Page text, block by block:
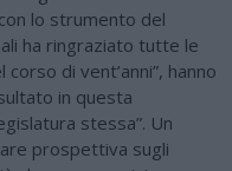
lo strumento del
ha ringraziato tutte le
di vent’anni”, hanno
in questa
stessa”. Un
prospettiva sugli